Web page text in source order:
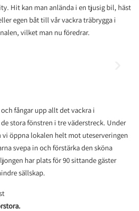
Hit kan man anlända i en tjusig bil, häst
egen båt till vår vackra träbrygga i
vilket man nu föredrar.
fångar upp allt det vackra i
stora fönstren i tre väderstreck. Under
vi öppna lokalen helt mot uteserveringen
svepa in och förstärka den sköna
har plats för 90 sittande gäster
sällskap.